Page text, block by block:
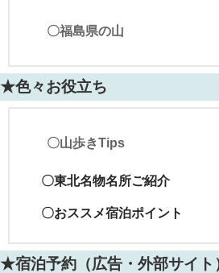
〇福島県の山
★色々お役立ち
〇山歩きTips
〇東北名物名所ご紹介
〇おススメ宿泊ポイント
★宿泊予約（広告・外部サイト